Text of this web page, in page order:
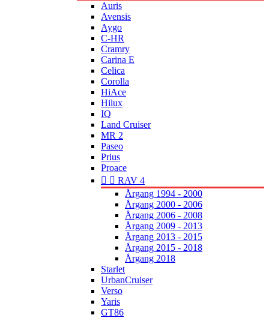
Auris
Avensis
Aygo
C-HR
Cramry
Carina E
Celica
Corolla
HiAce
Hilux
IQ
Land Cruiser
MR 2
Paseo
Prius
Proace
  RAV 4
Årgang 1994 - 2000
Årgang 2000 - 2006
Årgang 2006 - 2008
Årgang 2009 - 2013
Årgang 2013 - 2015
Årgang 2015 - 2018
Årgang 2018
Starlet
UrbanCruiser
Verso
Yaris
GT86